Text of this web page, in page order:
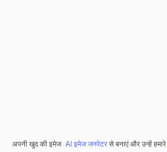
अपनी खुद की इमेज AI इमेज जनरेटरसे बनाएं और उन्हें हमारे